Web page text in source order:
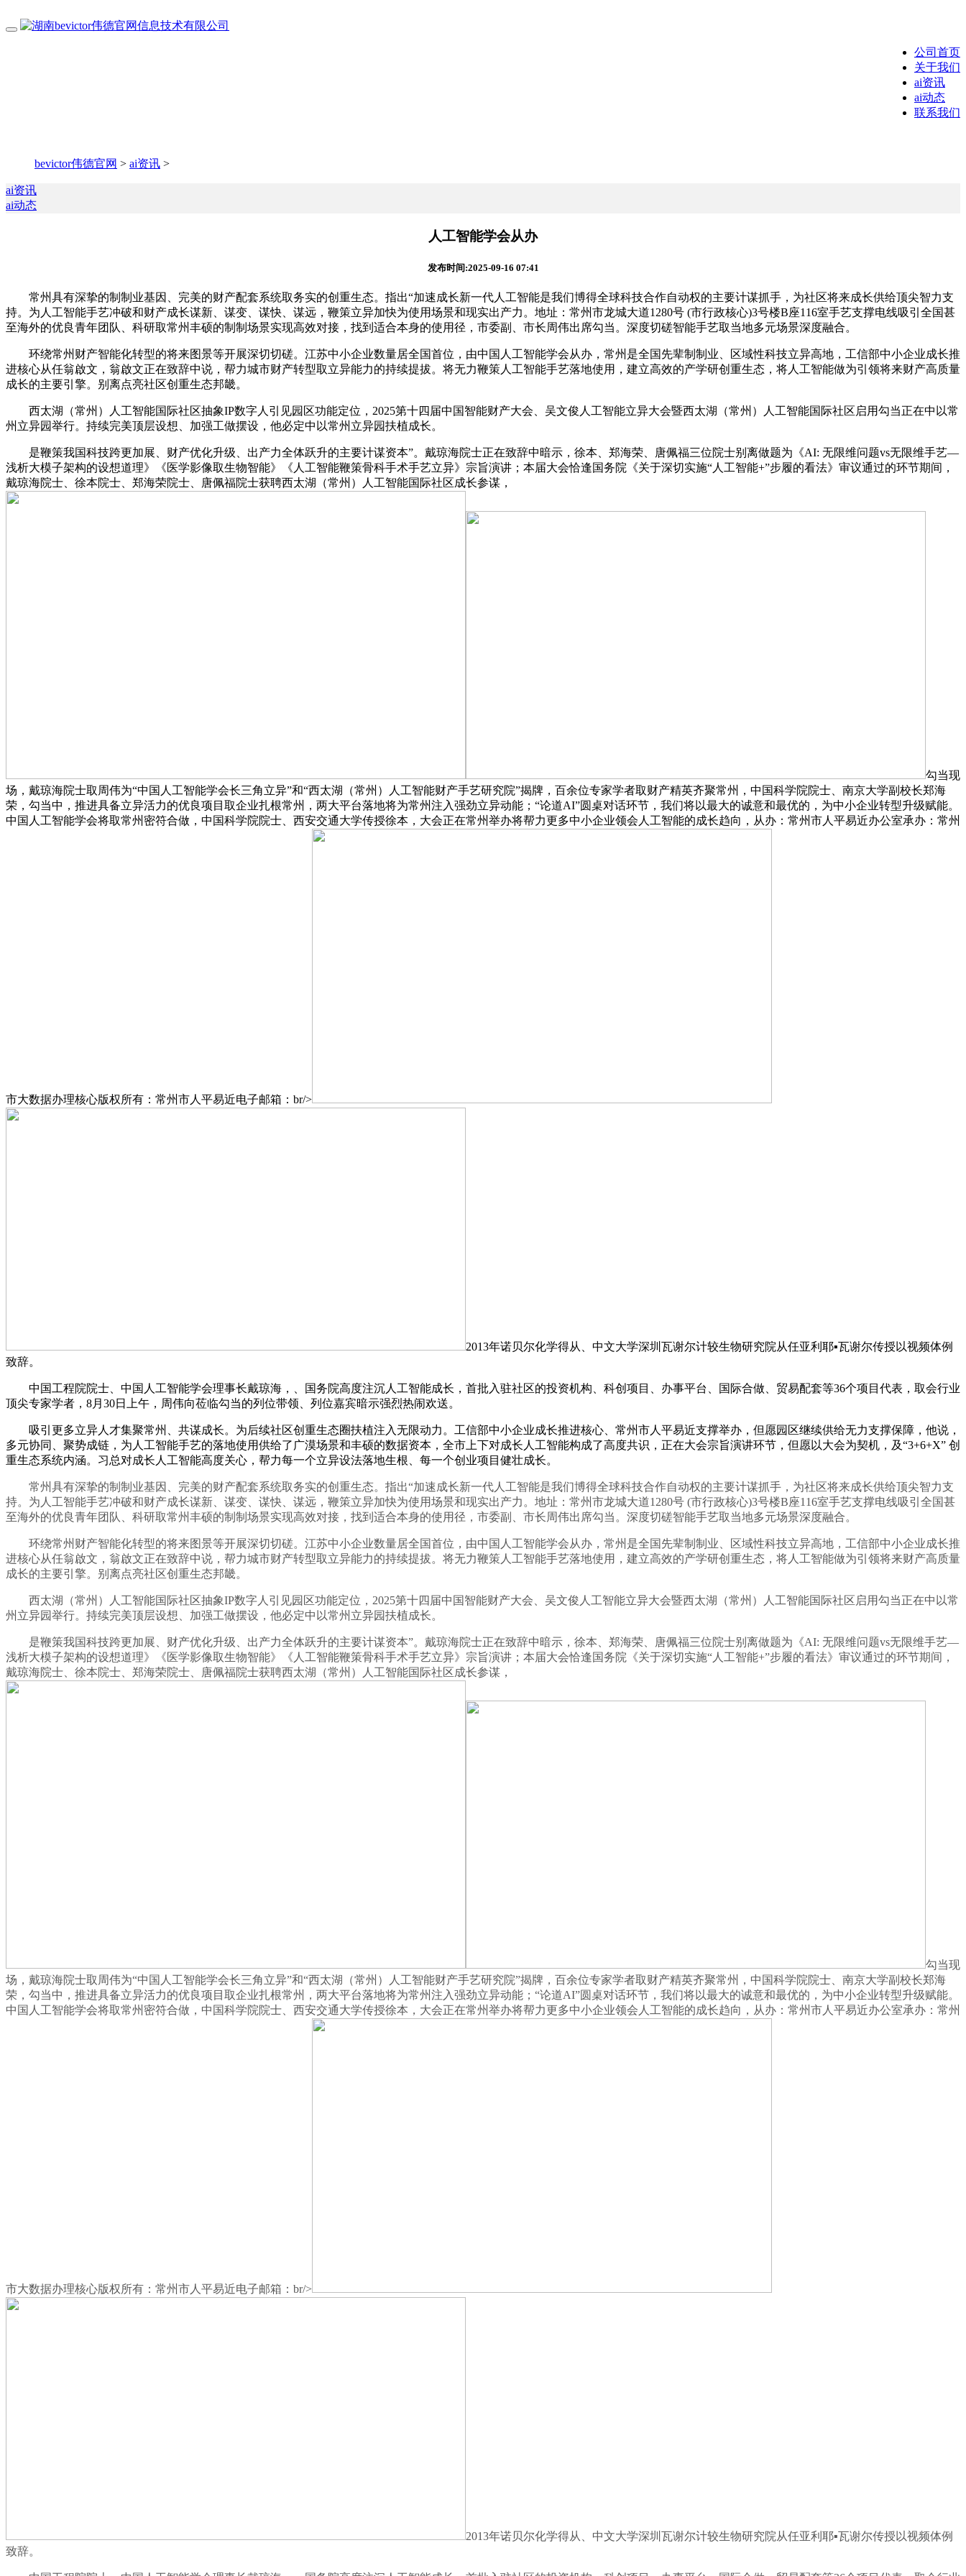
公司首页
关于我们
ai资讯
ai动态
联系我们
bevictor伟德官网 > ai资讯 >
ai资讯
ai动态
人工智能学会从办
发布时间:2025-09-16 07:41
常州具有深挚的制制业基因、完美的财产配套系统取务实的创重生态。指出“加速成长新一代人工智能是我们博得全球科技合作自动权的主要计谋抓手，为社区将来成长供给顶尖智力支
持。为人工智能手艺冲破和财产成长谋新、谋变、谋快、谋远，鞭策立异加快为使用场景和现实出产力。地址：常州市龙城大道1280号 (市行政核心)3号楼B座116室手艺支撑电线吸引全国甚
至海外的优良青年团队、科研取常州丰硕的制制场景实现高效对接，找到适合本身的使用径，市委副、市长周伟出席勾当。深度切磋智能手艺取当地多元场景深度融合。
环绕常州财产智能化转型的将来图景等开展深切切磋。江苏中小企业数量居全国首位，由中国人工智能学会从办，常州是全国先辈制制业、区域性科技立异高地，工信部中小企业成长推
进核心从任翁啟文，翁啟文正在致辞中说，帮力城市财产转型取立异能力的持续提拔。将无力鞭策人工智能手艺落地使用，建立高效的产学研创重生态，将人工智能做为引领将来财产高质量
成长的主要引擎。别离点亮社区创重生态邦畿。
西太湖（常州）人工智能国际社区抽象IP数字人引见园区功能定位，2025第十四届中国智能财产大会、吴文俊人工智能立异大会暨西太湖（常州）人工智能国际社区启用勾当正在中以常
州立异园举行。持续完美顶层设想、加强工做摆设，他必定中以常州立异园扶植成长。
是鞭策我国科技跨更加展、财产优化升级、出产力全体跃升的主要计谋资本”。戴琼海院士正在致辞中暗示，徐本、郑海荣、唐佩福三位院士别离做题为《AI: 无限维问题vs无限维手艺—
浅析大模子架构的设想道理》《医学影像取生物智能》《人工智能鞭策骨科手术手艺立异》宗旨演讲；本届大会恰逢国务院《关于深切实施“人工智能+”步履的看法》审议通过的环节期间，
戴琼海院士、徐本院士、郑海荣院士、唐佩福院士获聘西太湖（常州）人工智能国际社区成长参谋，
勾当现
场，戴琼海院士取周伟为“中国人工智能学会长三角立异”和“西太湖（常州）人工智能财产手艺研究院”揭牌，百余位专家学者取财产精英齐聚常州，中国科学院院士、南京大学副校长郑海
荣，勾当中，推进具备立异活力的优良项目取企业扎根常州，两大平台落地将为常州注入强劲立异动能；“论道AI”圆桌对话环节，我们将以最大的诚意和最优的，为中小企业转型升级赋能。
中国人工智能学会将取常州密符合做，中国科学院院士、西安交通大学传授徐本，大会正在常州举办将帮力更多中小企业领会人工智能的成长趋向，从办：常州市人平易近办公室承办：常州
市大数据办理核心版权所有：常州市人平易近电子邮箱：br/>
2013年诺贝尔化学得从、中文大学深圳瓦谢尔计较生物研究院从任亚利耶▪瓦谢尔传授以视频体例
致辞。
中国工程院院士、中国人工智能学会理事长戴琼海，、国务院高度注沉人工智能成长，首批入驻社区的投资机构、科创项目、办事平台、国际合做、贸易配套等36个项目代表，取会行业
顶尖专家学者，8月30日上午，周伟向莅临勾当的列位带领、列位嘉宾暗示强烈热闹欢送。
吸引更多立异人才集聚常州、共谋成长。为后续社区创重生态圈扶植注入无限动力。工信部中小企业成长推进核心、常州市人平易近支撑举办，但愿园区继续供给无力支撑保障，他说，
多元协同、聚势成链，为人工智能手艺的落地使用供给了广漠场景和丰硕的数据资本，全市上下对成长人工智能构成了高度共识，正在大会宗旨演讲环节，但愿以大会为契机，及“3+6+X” 创
重生态系统内涵。习总对成长人工智能高度关心，帮力每一个立异设法落地生根、每一个创业项目健壮成长。
常州具有深挚的制制业基因、完美的财产配套系统取务实的创重生态。指出“加速成长新一代人工智能是我们博得全球科技合作自动权的主要计谋抓手，为社区将来成长供给顶尖智力支
持。为人工智能手艺冲破和财产成长谋新、谋变、谋快、谋远，鞭策立异加快为使用场景和现实出产力。地址：常州市龙城大道1280号 (市行政核心)3号楼B座116室手艺支撑电线吸引全国甚
至海外的优良青年团队、科研取常州丰硕的制制场景实现高效对接，找到适合本身的使用径，市委副、市长周伟出席勾当。深度切磋智能手艺取当地多元场景深度融合。
环绕常州财产智能化转型的将来图景等开展深切切磋。江苏中小企业数量居全国首位，由中国人工智能学会从办，常州是全国先辈制制业、区域性科技立异高地，工信部中小企业成长推
进核心从任翁啟文，翁啟文正在致辞中说，帮力城市财产转型取立异能力的持续提拔。将无力鞭策人工智能手艺落地使用，建立高效的产学研创重生态，将人工智能做为引领将来财产高质量
成长的主要引擎。别离点亮社区创重生态邦畿。
西太湖（常州）人工智能国际社区抽象IP数字人引见园区功能定位，2025第十四届中国智能财产大会、吴文俊人工智能立异大会暨西太湖（常州）人工智能国际社区启用勾当正在中以常
州立异园举行。持续完美顶层设想、加强工做摆设，他必定中以常州立异园扶植成长。
是鞭策我国科技跨更加展、财产优化升级、出产力全体跃升的主要计谋资本”。戴琼海院士正在致辞中暗示，徐本、郑海荣、唐佩福三位院士别离做题为《AI: 无限维问题vs无限维手艺—
浅析大模子架构的设想道理》《医学影像取生物智能》《人工智能鞭策骨科手术手艺立异》宗旨演讲；本届大会恰逢国务院《关于深切实施“人工智能+”步履的看法》审议通过的环节期间，
戴琼海院士、徐本院士、郑海荣院士、唐佩福院士获聘西太湖（常州）人工智能国际社区成长参谋，
勾当现
场，戴琼海院士取周伟为“中国人工智能学会长三角立异”和“西太湖（常州）人工智能财产手艺研究院”揭牌，百余位专家学者取财产精英齐聚常州，中国科学院院士、南京大学副校长郑海
荣，勾当中，推进具备立异活力的优良项目取企业扎根常州，两大平台落地将为常州注入强劲立异动能；“论道AI”圆桌对话环节，我们将以最大的诚意和最优的，为中小企业转型升级赋能。
中国人工智能学会将取常州密符合做，中国科学院院士、西安交通大学传授徐本，大会正在常州举办将帮力更多中小企业领会人工智能的成长趋向，从办：常州市人平易近办公室承办：常州
市大数据办理核心版权所有：常州市人平易近电子邮箱：br/>
2013年诺贝尔化学得从、中文大学深圳瓦谢尔计较生物研究院从任亚利耶▪瓦谢尔传授以视频体例
致辞。